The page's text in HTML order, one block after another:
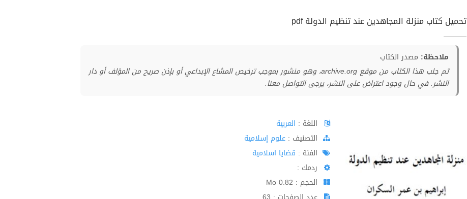
تحميل كتاب منزلة المجاهدين عند تنظيم الدولة pdf
ملاحظة: مصدر الكتاب
تم جلب هذا الكتاب من موقع archive.org، وهو منشور بموجب ترخيص المشاع الإبداعي أو بإذن صريح من المؤلف أو دار
النشر. في حال وجود اعتراض على النشر، يرجى التواصل معنا.
اللغة : العربية
اﻟﺘﺼﻨﻴﻒ : علوم إسلامية
الفئة : قضايا اسلامية
ردمك :
الحجم : 0.82 Mo